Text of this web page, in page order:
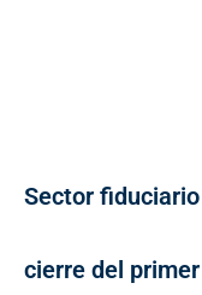
Sector
cierre del